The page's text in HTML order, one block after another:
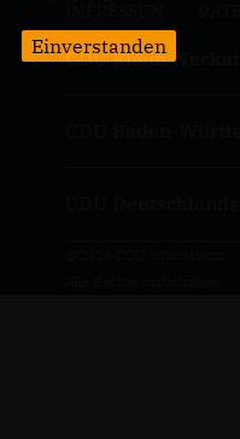
CDU Rhein-Neckar
Einverstanden